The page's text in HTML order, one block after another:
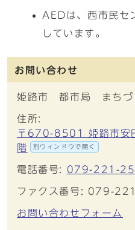
AEDは、西市民セ
しています。
お問い合わせ
姫路市 都市局 まちづ
住所:
〒670-8501 姫路市安
階
別ウィンドウで開く
電話番号: 079-221-
ファクス番号: 079-
お問い合わせフォーム